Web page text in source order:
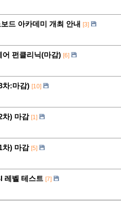
드 아카데미 개최 안내 [3]
펀클리닉(마감) [6]
차:마감) [10]
차) 마감 [1]
차) 마감 [5]
레벨 테스트 [7]